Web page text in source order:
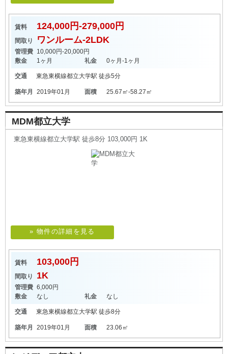
賃料 124,000円-279,000円
間取り ワンルーム-2LDK
管理費 10,000円-20,000円
敷金
1ヶ月 礼金 0ヶ月-1ヶ月
交通 東急東横線都立大学駅 徒歩5分
築年月 2019年01月 面積 25.67㎡-58.27㎡
MDM都立大学
東急東横線都立大学駅 徒歩8分 103,000円 1K
» 物件の詳細を見る
賃料 103,000円
間取り 1K
管理費 6,000円
敷金
なし 礼金 なし
交通 東急東横線都立大学駅 徒歩8分
築年月 2019年01月 面積 23.06㎡